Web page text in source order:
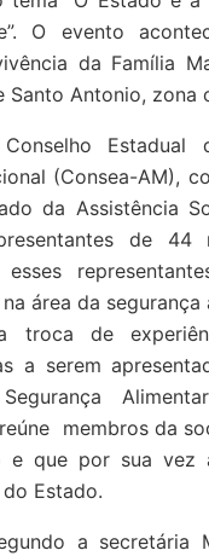
O evento
da Família
Santo Antonio, zona
Estadual
(Consea-AM),
da Assistência
de 44
área da segurança
de
a serem
membros da
e que por sua vez
Estado.
a secretária